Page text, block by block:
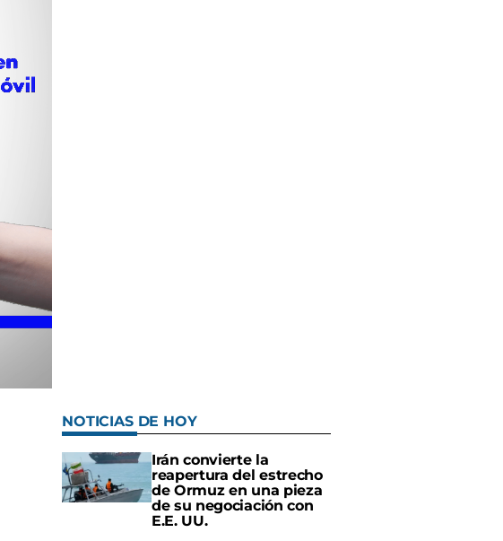
NOTICIAS DE HOY
Irán convierte la
reapertura del estrecho
de Ormuz en una pieza
de su negociación con
E.E. UU.